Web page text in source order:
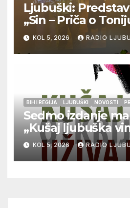
Ljubuški:
„Sin – Priča o
Zdenka Hercega
KOL 5, 2026 RADIO
BIH I REGIJA LJUBUŠKI NOVOSTI
Sedmo izdanje
„Kušaj ljubuška
vrhunska vina,
glazbu
KOL 5, 2026 RADIO